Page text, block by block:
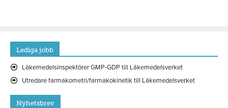
Lediga jobb
Läkemedelsinspektörer GMP-GDP till Läkemedelsverket
Utredare farmakometri/farmakokinetik till Läkemedelsverket
Nyhetsbrev